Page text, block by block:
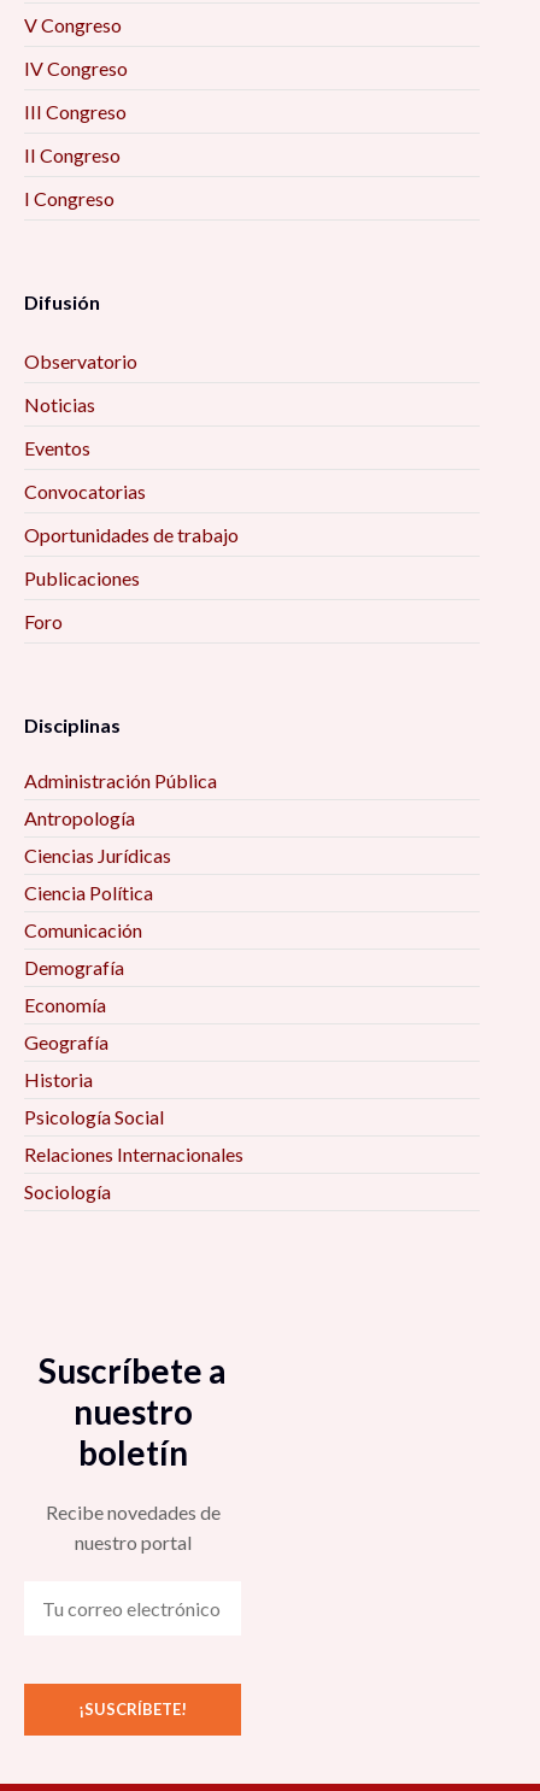
V Congreso
IV Congreso
III Congreso
II Congreso
I Congreso
Difusión
Observatorio
Noticias
Eventos
Convocatorias
Oportunidades de trabajo
Publicaciones
Foro
Disciplinas
Administración Pública
Antropología
Ciencias Jurídicas
Ciencia Política
Comunicación
Demografía
Economía
Geografía
Historia
Psicología Social
Relaciones Internacionales
Sociología
Suscríbete a
nuestro
boletín
Recibe novedades de
nuestro portal